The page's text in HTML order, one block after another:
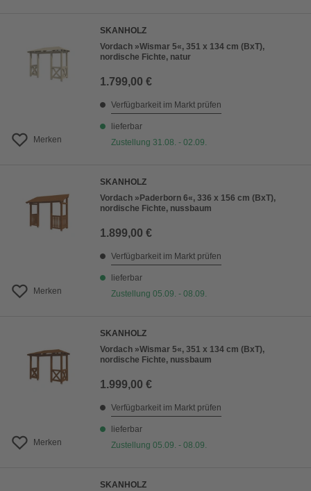
Merken
SKANHOLZ
Vordach »Wismar 5«, 351 x 134 cm (BxT),
nordische Fichte, natur
1.799,00 €
Verfügbarkeit im Markt prüfen
lieferbar
Zustellung 31.08. - 02.09.
Merken
SKANHOLZ
Vordach »Paderborn 6«, 336 x 156 cm (BxT),
nordische Fichte, nussbaum
1.899,00 €
Verfügbarkeit im Markt prüfen
lieferbar
Zustellung 05.09. - 08.09.
Merken
SKANHOLZ
Vordach »Wismar 5«, 351 x 134 cm (BxT),
nordische Fichte, nussbaum
1.999,00 €
Verfügbarkeit im Markt prüfen
lieferbar
Zustellung 05.09. - 08.09.
SKANHOLZ